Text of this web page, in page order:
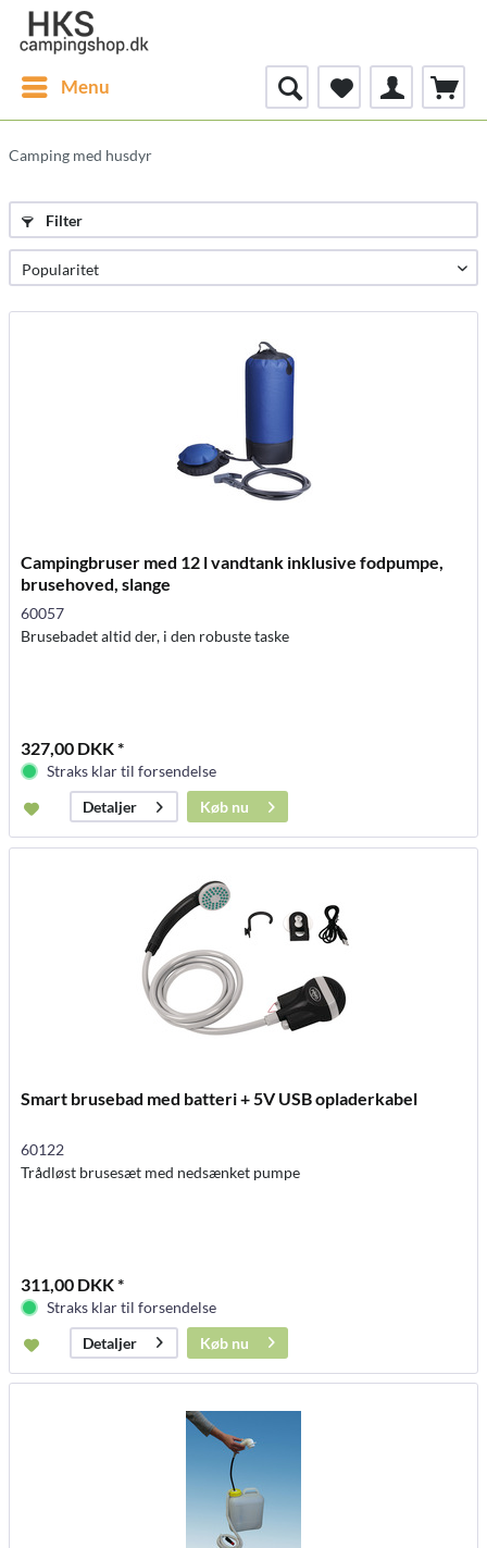
Menu
Camping med husdyr
Filter
Campingbruser med 12 l vandtank inklusive fodpumpe,
brusehoved, slange
60057
Brusebadet altid der, i den robuste taske
327,00 DKK *
Straks klar til forsendelse
Detaljer
Køb nu
Smart brusebad med batteri + 5V USB opladerkabel
60122
Trådløst brusesæt med nedsænket pumpe
311,00 DKK *
Straks klar til forsendelse
Detaljer
Køb nu